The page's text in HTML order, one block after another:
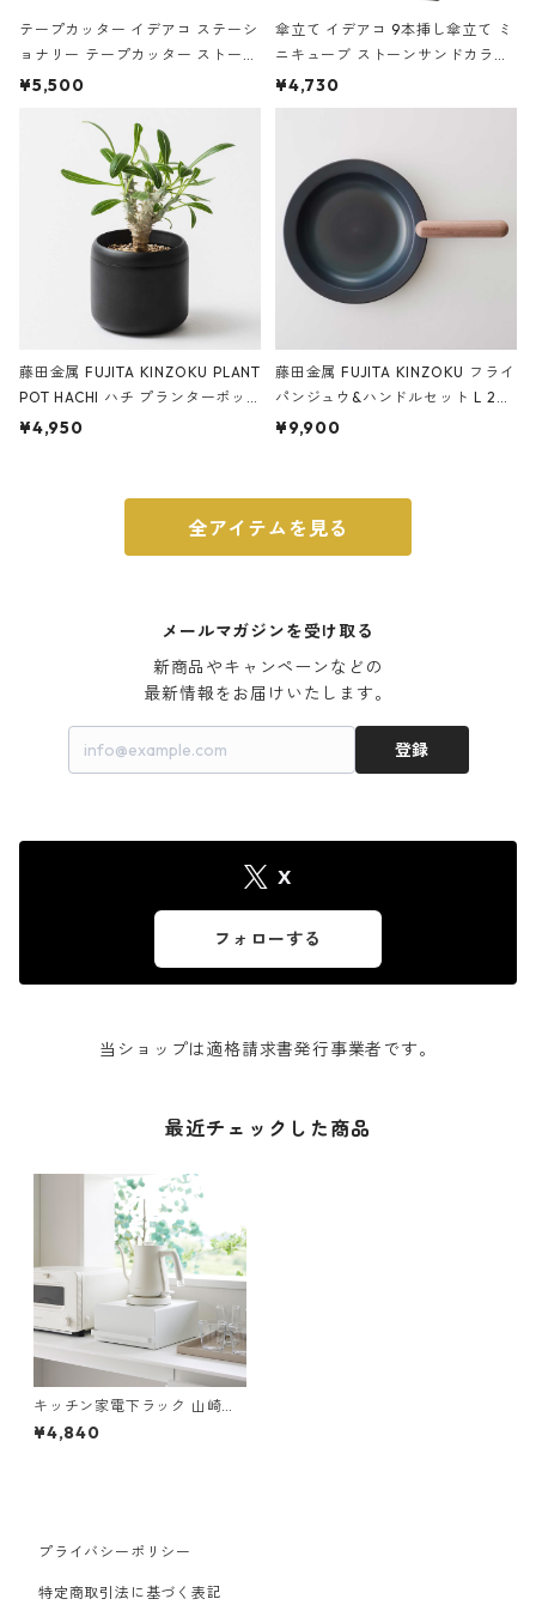
テープカッター イデアコ ステーシ
ョナリー テープカッター ストーン
サンドカラー 石調 ideaco Station
¥5,500
傘立て イデアコ 9本挿し傘立て ミ
ニキューブ ストーンサンドカラー
石調 ideaco Umbrella Stand CUB
E ストーンサンドブラック
¥4,730
藤田金属 FUJITA KINZOKU PLANT
POT HACHI ハチ プランターポッ
ト 3号 ブラック
¥4,950
藤田金属 FUJITA KINZOKU フライ
パンジュウ&ハンドルセット L 24c
m ガス火・IH対応 鉄フライパン
¥9,900
全アイテムを見る
メールマガジンを受け取る
新商品やキャンペーンなどの
最新情報をお届けいたします。
登録
X
フォローする
当ショップは適格請求書発行事業者です。
最近チェックした商品
キッチン家電下ラック 山崎実
業 tower タワー 引き出し付き
キッチン家電下ラック ホワイ
¥4,840
プライバシーポリシー
特定商取引法に基づく表記